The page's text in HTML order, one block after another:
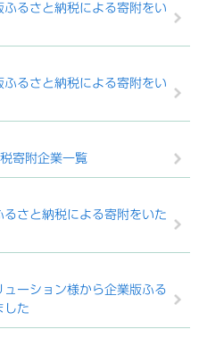
るさと納税による寄附をい
るさと納税による寄附をい
寄附企業一覧
さと納税による寄附をいた
ーション様から企業版ふる
した